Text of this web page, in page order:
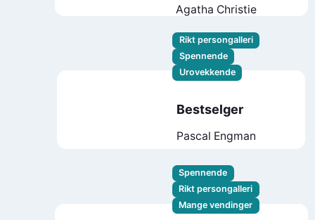
Agatha Christie
Rikt persongalleri
Spennende
Urovekkende
Bestselger
Pascal Engman
Spennende
Rikt persongalleri
Mange vendinger